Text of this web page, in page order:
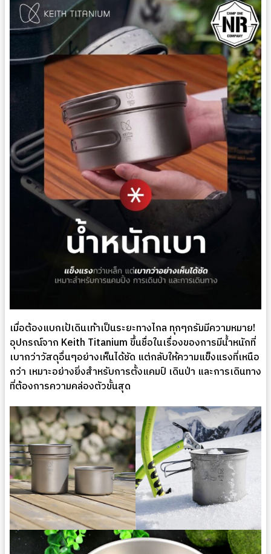
เมื่อต้องแบกเป้เดินเท้าเป็นระยะทางไกล ทุกๆกรัมมีความหมาย!
อุปกรณ์จาก Keith Titanium ขึ้นชื่อในเรื่องของการมีน้ำหนักที่
เบากว่าวัสดุอื่นๆอย่างเห็นได้ชัด แต่กลับให้ความแข็งแรงที่เหนือ
กว่า เหมาะอย่างยิ่งสำหรับการตั้งแคมป์ เดินป่า และการเดินทาง
ที่ต้องการความคล่องตัวขั้นสุด